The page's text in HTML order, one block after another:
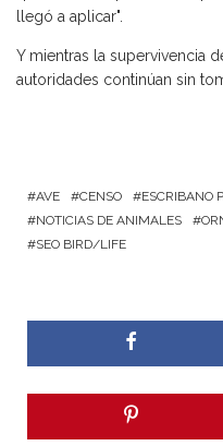
llegó a aplicar".
Y mientras la supervivencia
autoridades continúan sin
AVE CENSO ESCRIBANO
NOTICIAS DE ANIMALES
SEO BIRD/LIFE